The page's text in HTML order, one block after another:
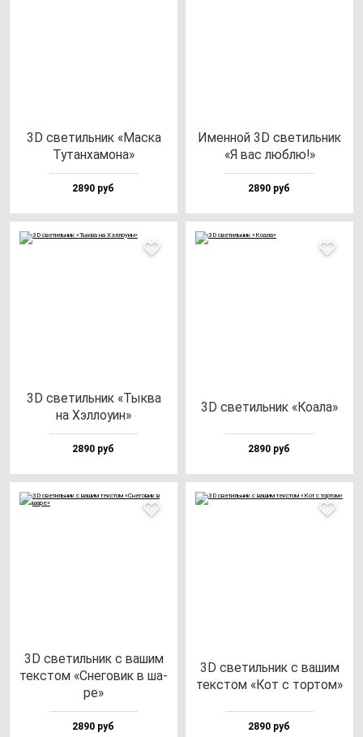
3D све­тиль­ник «Мас­ка
Тутан­ха­мо­на»
2890 руб
Имен­ной 3D све­тиль­ник
«Я вас люб­лю!»
2890 руб
3D све­тиль­ник «Тык­ва
на Хэл­ло­уин»
2890 руб
3D све­тиль­ник «Коала»
2890 руб
3D све­тиль­ник с ва­шим
тек­стом «Сне­го­вик в ша­
ре»
2890 руб
3D све­тиль­ник с ва­шим
тек­стом «Кот с тор­том»
2890 руб